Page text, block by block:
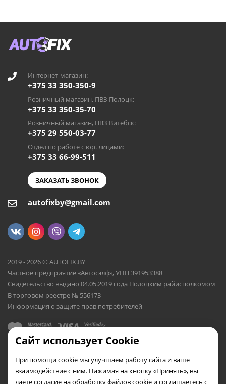
Интернет-магазин:
+375 33 350-350-9
Розничный магазин, ПВЗ Полоцк:
+375 33 350-35-70
Розничный магазин, ПВЗ Витебск:
+375 29 550-03-77
Отдел по работе с юр. лицами:
+375 33 66-99-511
ЗАКАЗАТЬ ЗВОНОК
autofixby@gmail.com
2019 - 2026 © AUTOFIX.BY
Частное предприятие «Автосэлф», УНП 391953388
Свидетельство выдано 04.05.2019 года Полоцким райисполкомом
В торговом реестре № 556173
Информация о защите прав потребителей
Сайт использует Cookie
При помощи cookie мы улучшаем работу сайта и ваше
взаимодействие с ним. Нажимая на кнопку «Принять», вы
даете согласие на обработку файлов cookie и соглашаетесь с